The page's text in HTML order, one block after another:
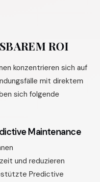
ROI
konzentrieren sich auf
mit direktem
sich folgende
Maintenance
und reduzieren
Predictive